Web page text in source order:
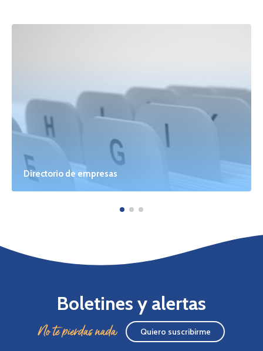
Directorio de empresas
Boletines y alertas
No te pierdas nada Quiero suscribirme